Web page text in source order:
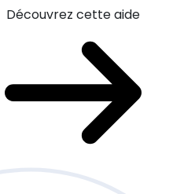
Découvrez cette aide